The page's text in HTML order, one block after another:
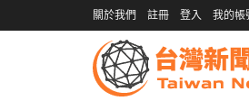
關於我們 註冊 登入 我的帳